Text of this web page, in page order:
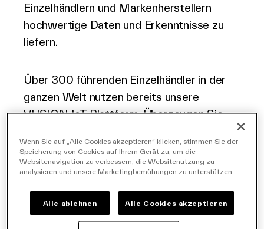
Einzelhändlern und Markenherstellern
hochwertige Daten und Erkenntnisse zu
liefern.
Über 300 führenden Einzelhändler in der
ganzen Welt nutzen bereits unsere
VUSION IoT Plattform. Überzeugen Sie
G41 in Halle 6,um zu sehen, wie wir die
digitale IoT Transformation im Handel
Inspirierende Keynotes mit
Wenn Sie auf „Alle Cookies akzeptieren“ klicken, stimmen Sie der
Speicherung von Cookies auf Ihrem Gerät zu, um die
Websitenavigation zu verbessern, die Websitenutzung zu
analysieren und unsere Marketingbemühungen zu unterstützen.
Alle ablehnen Alle Cookies akzeptieren